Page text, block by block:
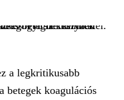
a legkritikusabb
betegek koagulációs